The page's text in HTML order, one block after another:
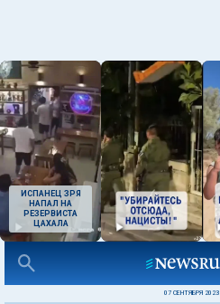
ИСПАНЕЦ ЗРЯ
НАПАЛ НА
РЕЗЕРВИСТА
ЦАХАЛА
07 СЕНТЯБРЯ 2023